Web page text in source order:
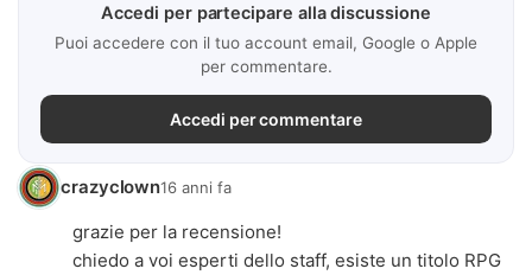
Accedi per partecipare alla discussione
Puoi accedere con il tuo account email, Google o Apple
per commentare.
Accedi per commentare
crazyclown16 anni fa
grazie per la recensione!
chiedo a voi esperti dello staff, esiste un titolo RPG